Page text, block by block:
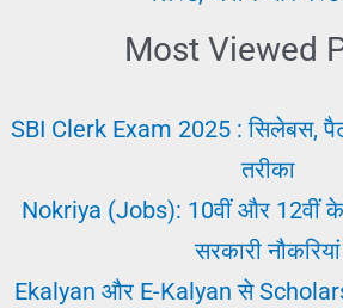
Most Viewed
SBI Clerk Exam 2025 : सिलेबस,
तरीका
Nokriya (Jobs): 10वीं और 12वीं के
सरकारी नौकरियां
Ekalyan और E-Kalyan से